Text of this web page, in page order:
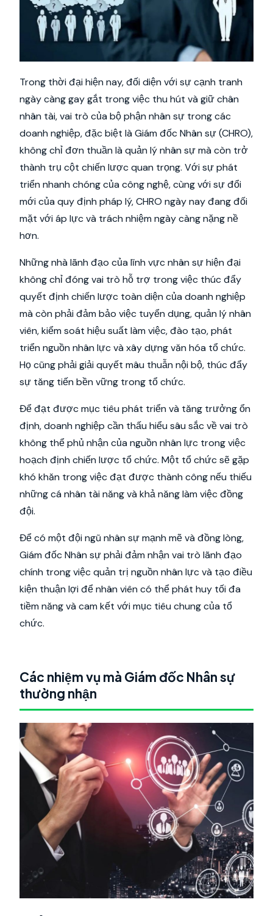
Trong thời đại hiện nay, đối diện với sự cạnh tranh
ngày càng gay gắt trong việc thu hút và giữ chân
nhân tài, vai trò của bộ phận nhân sự trong các
doanh nghiệp, đặc biệt là Giám đốc Nhân sự (CHRO),
không chỉ đơn thuần là quản lý nhân sự mà còn trở
thành trụ cột chiến lược quan trọng. Với sự phát
triển nhanh chóng của công nghệ, cùng với sự đổi
mới của quy định pháp lý, CHRO ngày nay đang đối
mặt với áp lực và trách nhiệm ngày càng nặng nề
hơn.
Những nhà lãnh đạo của lĩnh vực nhân sự hiện đại
không chỉ đóng vai trò hỗ trợ trong việc thúc đẩy
quyết định chiến lược toàn diện của doanh nghiệp
mà còn phải đảm bảo việc tuyển dụng, quản lý nhân
viên, kiểm soát hiệu suất làm việc, đào tạo, phát
triển nguồn nhân lực và xây dựng văn hóa tổ chức.
Họ cũng phải giải quyết mâu thuẫn nội bộ, thúc đẩy
sự tăng tiến bền vững trong tổ chức.
Để đạt được mục tiêu phát triển và tăng trưởng ổn
định, doanh nghiệp cần thấu hiểu sâu sắc về vai trò
không thể phủ nhận của nguồn nhân lực trong việc
hoạch định chiến lược tổ chức. Một tổ chức sẽ gặp
khó khăn trong việc đạt được thành công nếu thiếu
những cá nhân tài năng và khả năng làm việc đồng
đội.
Để có một đội ngũ nhân sự mạnh mẽ và đồng lòng,
Giám đốc Nhân sự phải đảm nhận vai trò lãnh đạo
chính trong việc quản trị nguồn nhân lực và tạo điều
kiện thuận lợi để nhân viên có thể phát huy tối đa
tiềm năng và cam kết với mục tiêu chung của tổ
chức.
Các nhiệm vụ mà Giám đốc Nhân sự
thường nhận